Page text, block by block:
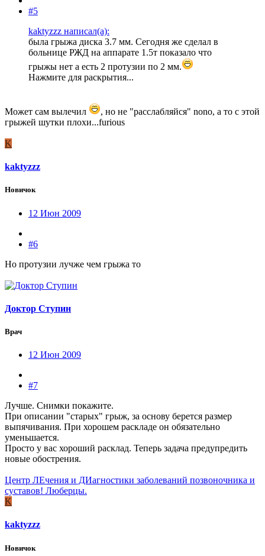
#5
kaktyzzz написал(а):
была грыжа диска 3.7 мм. Сегодня же сделал в
больнице РЖД на аппарате 1.5т показало что
грыжы нет а есть 2 протузии по 2 мм.
Нажмите для раскрытия...
Может сам вылечил
, но не "расслабляйся" nono, а то с этой
грыжей шутки плохи...furious
K
kaktyzzz
Новичок
12 Июн 2009
#6
Но протузии лучже чем грыжа то
Доктор Ступин
Врач
12 Июн 2009
#7
Лучше. Снимки покажите.
При описании "старых" грыж, за основу берется размер
выпячивания. При хорошем раскладе он обязательно
уменьшается.
Просто у вас хороший расклад. Теперь задача предупредить
новые обострения.
Центр ЛЕчения и ДИагностики заболеваний позвоночника и
суставов! Люберцы.
K
kaktyzzz
Новичок